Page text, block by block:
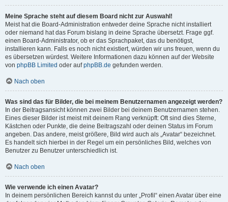
Meine Sprache steht auf diesem Board nicht zur Auswahl!
Meist hat die Board-Administration entweder deine Sprache nicht installiert
oder niemand hat das Forum bislang in deine Sprache übersetzt. Frage ggf.
einen Board-Administrator, ob er das Sprachpaket, das du benötigst,
installieren kann. Falls es noch nicht existiert, würden wir uns freuen, wenn du
es übersetzen würdest. Weitere Informationen dazu können auf der Website
von phpBB Limited oder aufphpBB.de gefunden werden.
Nach oben
Was sind das für Bilder, die bei meinem Benutzernamen angezeigt werden?
In der Beitragsansicht können zwei Bilder bei deinem Benutzernamen stehen.
Eines dieser Bilder ist meist mit deinem Rang verknüpft: Oft sind dies Sterne,
Kästchen oder Punkte, die deine Beitragszahl oder deinen Status im Forum
angeben. Das andere, meist größere, Bild wird auch als „Avatar“ bezeichnet.
Es handelt sich hierbei in der Regel um ein persönliches Bild, welches von
Benutzer zu Benutzer unterschiedlich ist.
Nach oben
Wie verwende ich einen Avatar?
In deinem persönlichen Bereich kannst du unter „Profil“ einen Avatar über eine